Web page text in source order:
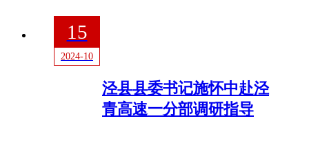
15
2024-10
泾县县委书记施怀中赴泾
青高速一分部调研指导